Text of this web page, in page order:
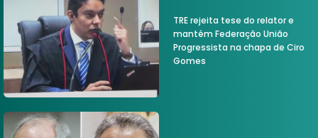
TRE rejeita tese do relator e
mantém Federação União
Progressista na chapa de Ciro
Gomes